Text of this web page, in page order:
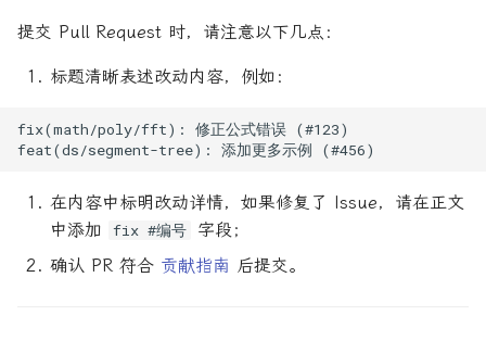
提交 Pull Request 时，请注意以下几点：
标题清晰表述改动内容，例如：
fix(math/poly/fft): 修正公式错误 (#123)
在内容中标明改动详情，如果修复了 Issue，请在正文
中添加
fix #编号
字段；
确认 PR 符合 贡献指南 后提交。